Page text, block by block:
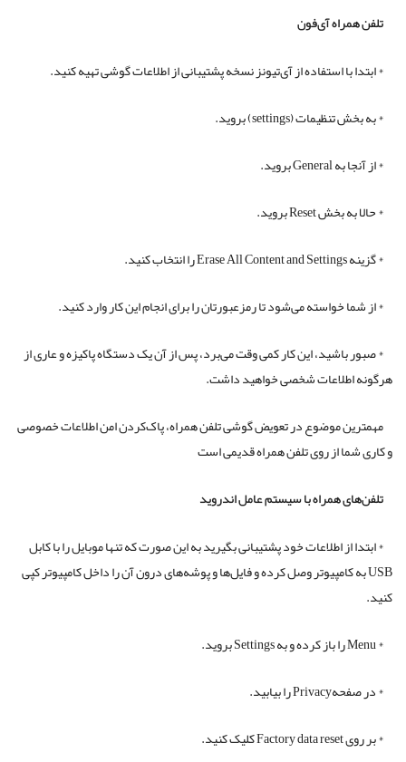
تلفن همراه آی‌فون
* ابتدا با استفاده از آی‌تیونز نسخه پشتیبانی از اطلاعات گوشی تهیه کنید.
* به بخش تنظیمات (settings) بروید.
* از آنجا به General بروید.
* حالا به بخش Reset بروید.
* گزینه Erase All Content and Settings را انتخاب کنید.
* از شما خواسته می‌شود تا رمزعبورتان را برای انجام این کار وارد کنید.
* صبور باشید، این کار کمی وقت می‌برد، پس از آن یک دستگاه پاکیزه و عاری از
هرگونه اطلاعات شخصی خواهید داشت.
مهمترین موضوع در تعویض گوشی تلفن همراه، پاک‌کردن امن اطلاعات خصوصی
و کاری شما از روی تلفن همراه قدیمی است
تلفن‌های همراه با سیستم عامل اندروید
* ابتدا از اطلاعات خود پشتیبانی بگیرید به این صورت که تنها موبایل را با کابل
USB به کامپیوتر وصل کرده و فایل‌ها و پوشه‌های درون آن را داخل کامپیوتر کپی
کنید.
* Menu را باز کرده و به Settings بروید.
* در صفحهPrivacy را بیابید.
* بر روی Factory data reset کلیک کنید.